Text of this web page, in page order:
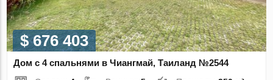
$ 676 403
Дом с 4 спальнями в Чиангмай, Таиланд №2544